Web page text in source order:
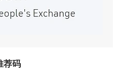
荐码